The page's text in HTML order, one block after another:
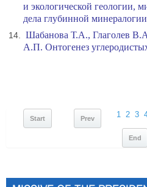
и экологической геологии,
дела глубинной минералогии
Шабанова Т.А., Глаголев
А.П. Онтогенез
Start Prev 1 2 3
End